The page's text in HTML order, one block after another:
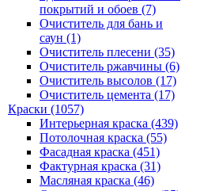
покрытий и обоев (7)
Очиститель для бань и
саун (1)
Очиститель плесени (35)
Очиститель ржавчины (6)
Очиститель высолов (17)
Очиститель цемента (17)
Краски (1057)
Интерьерная краска (439)
Потолочная краска (55)
Фасадная краска (451)
Фактурная краска (31)
Масляная краска (46)